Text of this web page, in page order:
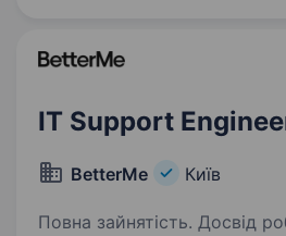
IT Support
BetterMe Київ
Повна зайнятість. Досвід